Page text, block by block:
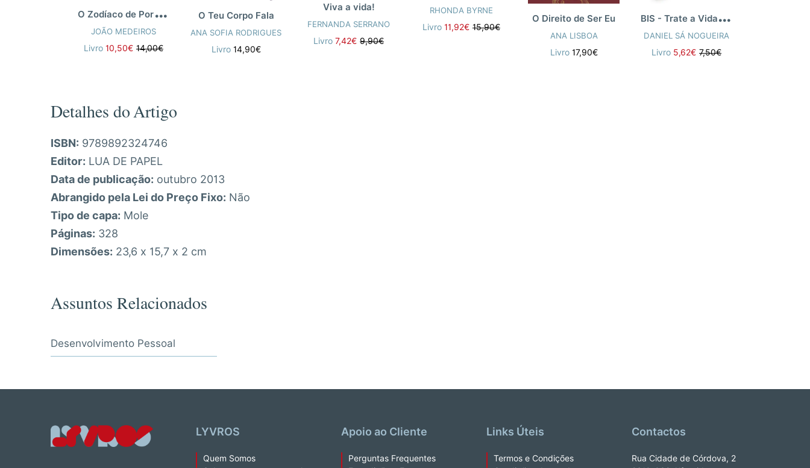
O
Zodíaco de Portugal
JOÃO MEDEIROS
Livro 10,50€ 14,00€
O Teu Corpo Fala
ANA SOFIA RODRIGUES
Livro 14,90€
Viva a vida!
FERNANDA SERRANO
Livro7,42€ 9,90€
RHONDA BYRNE
Livro 11,92€ 15,90€
O Direito de Ser Eu
ANA LISBOA
Livro 17,90€
B
IS - Trate a Vida Por Tu
DANIEL SÁ NOGUEIRA
Livro 5,62€ 7,50€
Detalhes do Artigo
ISBN: 9789892324746
Editor: LUA DE PAPEL
Data de publicação: outubro 2013
Abrangido pela Lei do Preço Fixo: Não
Tipo de capa: Mole
Páginas: 328
Dimensões: 23,6 x 15,7 x 2 cm
Assuntos Relacionados
Desenvolvimento Pessoal
LYVROS
Quem Somos
Apoio ao Cliente
Perguntas Frequentes
Links Úteis
Termos e Condições
Contactos
Rua Cidade de Córdova, 2